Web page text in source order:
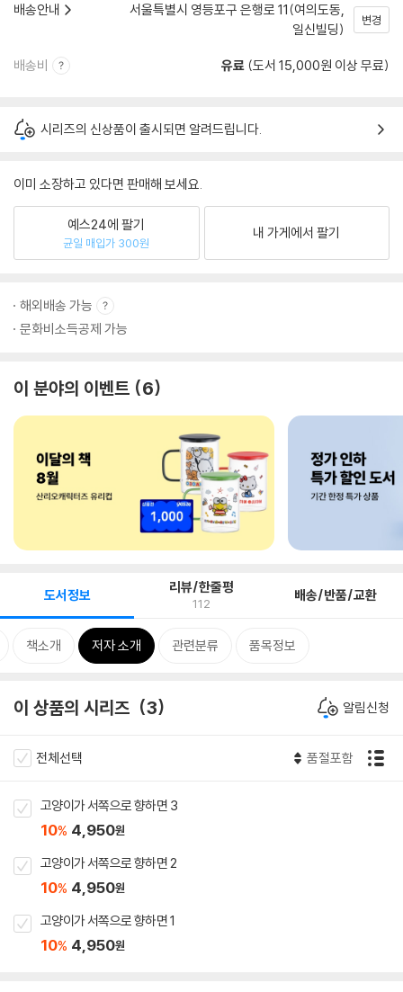
배송안내
서울특별시 영등포구 은행로 11(여의도동,
일신빌딩)
변경
배송비 유료 (도서 15,000원 이상 무료)
시리즈의 신상품이 출시되면 알려드립니다.
이미 소장하고 있다면 판매해 보세요.
예스24에 팔기
균일 매입가 300원
내 가게에서 팔기
해외배송 가능
문화비소득공제 가능
이 분야의 이벤트 6
도서정보 리뷰/한줄평
112 배송/반품/교환
책소개 저자 소개 관련분류 품목정보
이 상품의 시리즈 3 알림신청
전체선택 품절포함
고양이가 서쪽으로 향하면 3
10% 4,950원
고양이가 서쪽으로 향하면 2
10% 4,950원
고양이가 서쪽으로 향하면 1
10% 4,950원